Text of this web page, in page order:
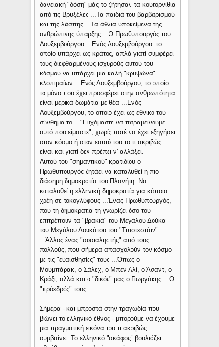
δανειακή "δόση" μάς το ζήτησαν τα κουτορνίθια
από τις Βρυξέλες ...Τα παιδιά του βαρβαρισμού
και της λάσπης ...Τα άθλια υποκείμενα της
ανθρώπινης ύπαρξης ...Ο Πρωθυπουργός του
Λουξεμβούργου ...Ενός Λουξεμβούργου, το
οποίο υπάρχει ως κράτος, απλά γιατί συμφέρει
τους διεφθαρμένους ισχυρούς αυτού του
κόσμου να υπάρχει μια καλή "κρυψώνα"
κλοπιμαίων ...Ενός Λουξεμβούργου, το οποίο
το μόνο που έχει προσφέρει στην ανθρωπότητα
είναι μερικά δωμάτια με θέα ...Ενός
Λουξεμβούργου, το οποίο έχει ως εθνικό του
σύνθημα το ..."Ευχόμαστε να παραμείνουμε
αυτό που είμαστε", χωρίς ποτέ να έχει εξηγήσει
στον κόσμο ή στον εαυτό του το τι ακριβώς
είναι και γιατί δεν πρέπει ν' αλλάξει.
Αυτού του "σημαντικού" κρατιδίου ο
Πρωθυπουργός ζητάει να καταλυθεί η πιο
διάσημη δημοκρατία του Πλανήτη. Να
καταλυθεί η ελληνική δημοκρατία για κάποια
χρέη σε τοκογλύφους ...Ένας Πρωθυπουργός,
που τη δημοκρατία τη γνωρίζει όσο του
επιτρέπουν τα "βρακιά" του Μεγάλου Δούκα
του Μεγάλου Δουκάτου του "Τιποτεστάιν"
...Άλλος ένας "σοσιαληστής" από τους
πολλούς, που σήμερα απασχολούν τον κόσμο
με τις "ευαισθησίες" τους ...Όπως ο
Μουμπάρακ, ο Σάλεχ, ο Μπεν Αλί, ο Άσαντ, ο
Κράξι, αλλά και ο "δικός" μας ο Γιωργάκης ...Ο
"πρόεδρός" τους.
Σήμερα - και μπροστά στην τραγωδία που
βιώνει το ελληνικό έθνος - μπορούμε να έχουμε
μια πραγματική εικόνα του τι ακριβώς
συμβαίνει. Το ελληνικό "σκάφος" βουλιάζει